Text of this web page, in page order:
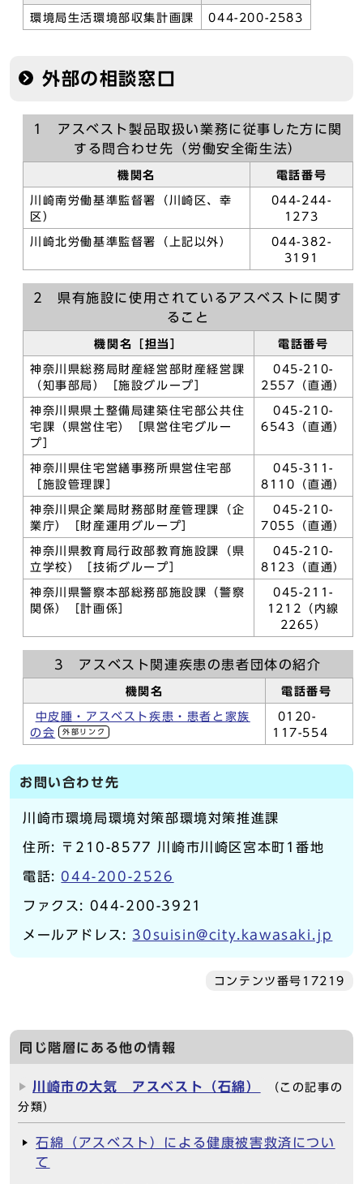
環境局生活環境部収集計画課 044-200-2583
外部の相談窓口
1 アスベスト製品取扱い業務に従事した方に関
する問合わせ先（労働安全衛生法）
機関名 電話番号
川崎南労働基準監督署（川崎区、幸
区）
044-244-
1273
川崎北労働基準監督署（上記以外）
044-382-
3191
2 県有施設に使用されているアスベストに関す
ること
機関名［担当］ 電話番号
神奈川県総務局財産経営部財産経営課
（知事部局）［施設グループ］
045-210-
2557（直通）
神奈川県県土整備局建築住宅部公共住
宅課（県営住宅）［県営住宅グルー
プ］
045-210-
6543（直通）
神奈川県住宅営繕事務所県営住宅部
［施設管理課］
045-311-
8110（直通）
神奈川県企業局財務部財産管理課（企
業庁）［財産運用グループ］
045-210-
7055（直通）
神奈川県教育局行政部教育施設課（県
立学校）［技術グループ］
045-210-
8123（直通）
神奈川県警察本部総務部施設課（警察
関係）［計画係］
045-211-
1212（内線
2265）
3 アスベスト関連疾患の患者団体の紹介
機関名 電話番号
中皮腫・アスベスト疾患・患者と家族
の会
外部リンク
0120-
117-554
お問い合わせ先
川崎市環境局環境対策部環境対策推進課
住所: 〒210-8577 川崎市川崎区宮本町1番地
電話: 044-200-2526
ファクス: 044-200-3921
メールアドレス: 30suisin@city.kawasaki.jp
コンテンツ番号17219
同じ階層にある他の情報
川崎市の大気 アスベスト（石綿）
（この記事の
分類）
石綿（アスベスト）による健康被害救済につい
て